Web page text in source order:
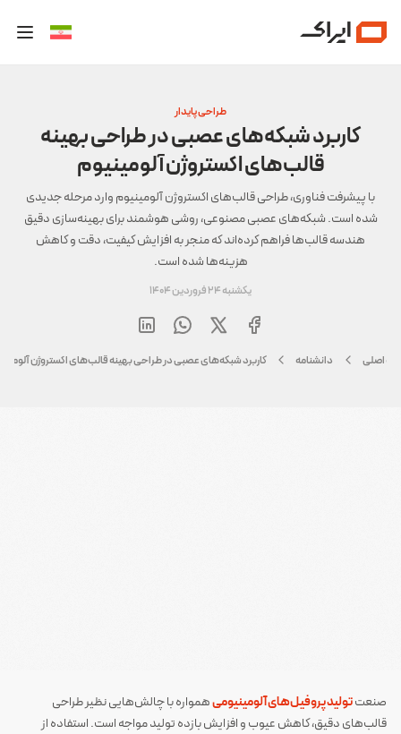
طراحی پایدار
کاربرد شبکه‌های عصبی در طراحی بهینه
قالب‌های اکستروژن آلومینیوم
با پیشرفت فناوری، طراحی قالب‌های اکستروژن آلومینیوم وارد مرحله جدیدی
شده است. شبکه‌های عصبی مصنوعی، روشی هوشمند برای بهینه‌سازی دقیق
هندسه قالب‌ها فراهم کرده‌اند که منجر به افزایش کیفیت، دقت و کاهش
هزینه‌ها شده است.
یکشنبه 24 فروردین 1404
اصلی دانشنامه کاربرد شبکه‌های عصبی در طراحی بهینه قالب‌های اکستروژن
صنعتتولید پروفیل‌های آلومینیومیهمواره با چالش‌هایی نظیر طراحی
قالب‌های دقیق، کاهش عیوب و افزایش بازده تولید مواجه است. استفاده از